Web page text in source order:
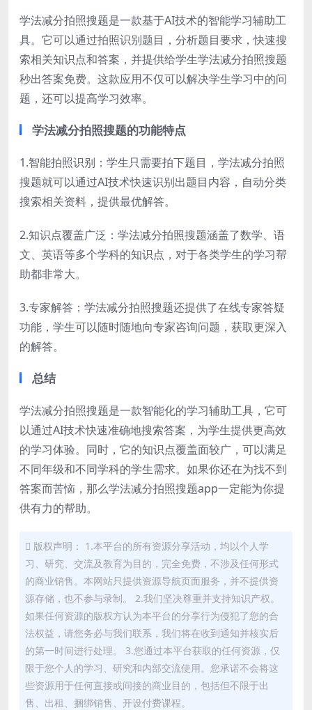
学法减分拍照搜题是一款基于AI技术的智能学习辅助工
具。它可以通过拍照识别题目，分析题目要求，快速搜
索相关知识点和答案，并提供给学生学法减分拍照搜题
秒出答案免费。这款应用不仅可以解决学生学习中的问
题，还可以提高学习效率。
学法减分拍照搜题的功能特点
1.智能拍照识别：学生只需要拍下题目，学法减分拍照
搜题就可以通过AI技术快速识别出题目内容，自动分类
搜索相关资料，提供最优解答。
2.知识点覆盖广泛：学法减分拍照搜题涵盖了数学、语
文、英语等多个学科的知识点，对于各类学生的学习帮
助都非常大。
3.专家解答：学法减分拍照搜题还提供了在线专家答疑
功能，学生可以随时随地向专家咨询问题，获取更深入
的解答。
总结
学法减分拍照搜题是一款智能化的学习辅助工具，它可
以通过AI技术快速准确地搜索答案，为学生提供更高效
的学习体验。同时，它的知识点覆盖面较广，可以满足
不同年级和不同学科的学生需求。如果你还在为找不到
答案而苦恼，那么学法减分拍照搜题app一定能为你提
供有力的帮助。
版权声明： 1.本平台的所有资源分享活动，均以个人学
习、研究、交流及教育为目的，完全免费，不涉及任何形式
的商业销售。本网站只提供资源导航页面服务，并不提供资
源存储，也不参与录制。 2.我们坚决尊重并支持知识产权。
如果任何资源的版权方认为本平台的分享行为侵犯了您的合
法权益，请您务必与我们联系，我们将在收到通知并核实后
的第一时间进行处理。 3.您通过本平台获取的任何资源，仅
限于您个人的学习、研究和内部交流使用。您承诺不会将这
些资源用于任何直接或间接的商业目的，包括但不限于出
售、出租、捆绑销售、开设付费课程。